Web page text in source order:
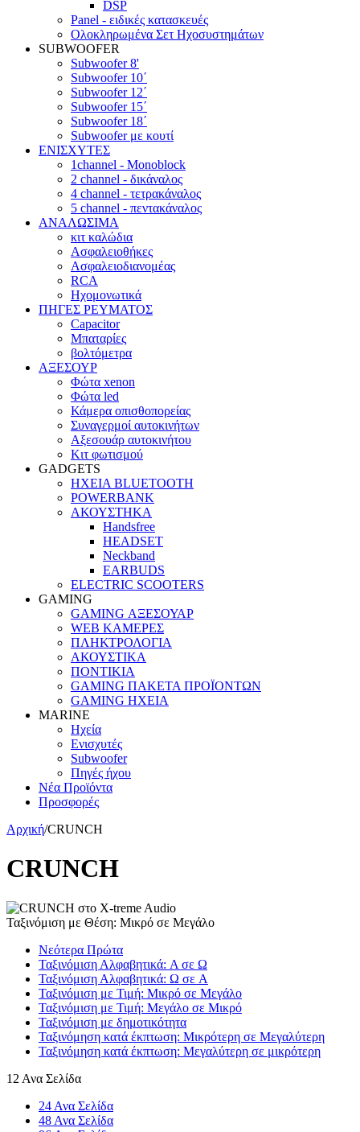
DSP
Panel - ειδικές κατασκευές
Ολοκληρωμένα Σετ Ηχοσυστημάτων
SUBWOOFER
Subwoofer 8'
Subwoofer 10΄
Subwoofer 12΄
Subwoofer 15΄
Subwoofer 18΄
Subwoofer με κουτί
ΕΝΙΣΧΥΤΕΣ
1channel - Monoblock
2 channel - δικάναλος
4 channel - τετρακάναλος
5 channel - πεντακάναλος
ΑΝΑΛΩΣΙΜΑ
κιτ καλώδια
Ασφαλειοθήκες
Ασφαλειοδιανομέας
RCA
Ηχομονωτικά
ΠΗΓΕΣ ΡΕΥΜΑΤΟΣ
Capacitor
Μπαταρίες
βολτόμετρα
ΑΞΕΣΟΥΡ
Φώτα xenon
Φώτα led
Κάμερα οπισθοπορείας
Συναγερμοί αυτοκινήτων
Αξεσουάρ αυτοκινήτου
Κιτ φωτισμού
GADGETS
ΗΧΕΙΑ BLUETOOTH
POWERBANK
ΑΚΟΥΣΤΗΚΑ
Handsfree
HEADSET
Neckband
EARBUDS
ELECTRIC SCOOTERS
GAMING
GAMING ΑΞΕΣΟΥΑΡ
WEB ΚΑΜΕΡΕΣ
ΠΛΗΚΤΡΟΛΟΓΙΑ
ΑΚΟΥΣΤΙΚΑ
ΠΟΝΤΙΚΙΑ
GAMING ΠΑΚΕΤΑ ΠΡΟΪΟΝΤΩΝ
GAMING ΗΧΕΙΑ
MARINE
Ηχεία
Ενισχυτές
Subwoofer
Πηγές ήχου
Νέα Προϊόντα
Προσφορές
Αρχική/CRUNCH
CRUNCH
Ταξινόμιση με Θέση: Μικρό σε Μεγάλο
Νεότερα Πρώτα
Ταξινόμιση Αλφαβητικά: A σε Ω
Ταξινόμιση Αλφαβητικά: Ω σε A
Ταξινόμιση με Τιμή: Μικρό σε Μεγάλο
Ταξινόμιση με Τιμή: Μεγάλο σε Μικρό
Ταξινόμιση με δημοτικότητα
Ταξινόμηση κατά έκπτωση: Μικρότερη σε Μεγαλύτερη
Ταξινόμηση κατά έκπτωση: Μεγαλύτερη σε μικρότερη
12 Ανα Σελίδα
24 Ανα Σελίδα
48 Ανα Σελίδα